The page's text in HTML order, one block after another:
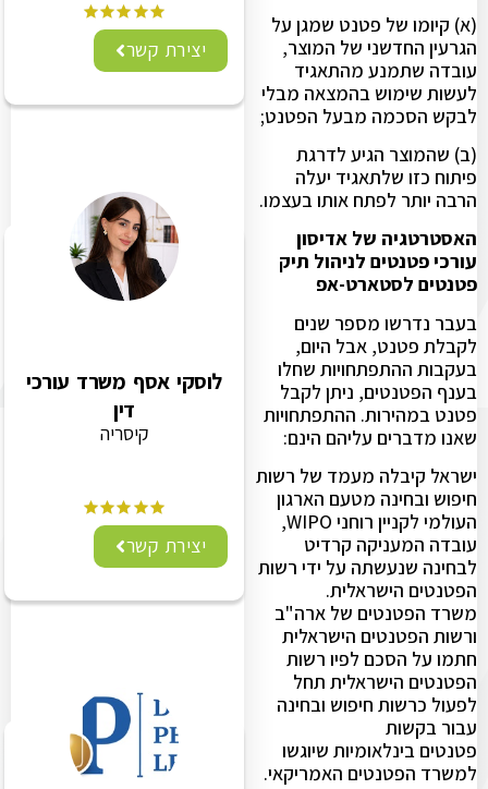
(א) קיומו של פטנט שמגן על
הגרעין החדשני של המוצר,
עובדה שתמנע מהתאגיד
לעשות שימוש בהמצאה מבלי
לבקש הסכמה מבעל הפטנט;
(ב) שהמוצר הגיע לדרגת
פיתוח כזו שלתאגיד יעלה
הרבה יותר לפתח אותו בעצמו.
האסטרטגיה של אדיסון
עורכי פטנטים לניהול תיק
פטנטים לסטארט-אפ
בעבר נדרשו מספר שנים
לקבלת פטנט, אבל היום,
בעקבות ההתפתחויות שחלו
בענף הפטנטים, ניתן לקבל
פטנט במהירות. ההתפתחויות
שאנו מדברים עליהם הינם:
ישראל קיבלה מעמד של רשות
חיפוש ובחינה מטעם הארגון
העולמי לקניין רוחני WIPO,
עובדה המעניקה קרדיט
לבחינה שנעשתה על ידי רשות
הפטנטים הישראלית.
משרד הפטנטים של ארה"ב
ורשות הפטנטים הישראלית
חתמו על הסכם לפיו רשות
הפטנטים הישראלית תחל
לפעול כרשות חיפוש ובחינה
עבור בקשות
פטנטים בינלאומיות שיוגשו
למשרד הפטנטים האמריקאי.
יצירת קשר
לוסקי אסף משרד עורכי
דין
קיסריה
יצירת קשר